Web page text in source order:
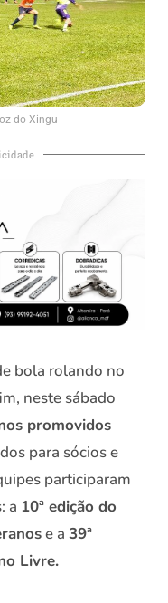
do Xingu
bola rolando no
neste sábado
promovidos
para sócios e
participaram
a 10ª edição do
e a 39ª
Livre.